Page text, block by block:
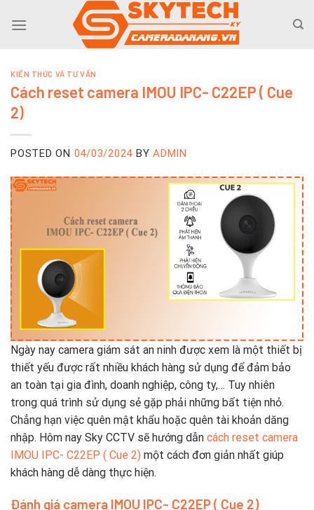
KIẾN THỨC VÀ TƯ VẤN
Cách reset camera IMOU IPC- C22EP ( Cue
2)
POSTED ON 04/03/2024 BY ADMIN
Ngày nay camera giám sát an ninh được xem là một thiết bị
thiết yếu được rất nhiều khách hàng sử dụng để đảm bảo
an toàn tại gia đình, doanh nghiệp, công ty,… Tuy nhiên
trong quá trình sử dụng sẻ gặp phải những bất tiện nhỏ.
Chẳng hạn việc quên mật khẩu hoặc quên tài khoản dăng
nhập. Hôm nay Sky CCTV sẽ hướng dẫn cách reset camera
IMOU IPC- C22EP ( Cue 2) một cách đơn giản nhất giúp
khách hàng dễ dàng thực hiện.
Đánh giá camera IMOU IPC- C22EP ( Cue 2)